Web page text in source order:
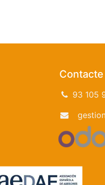
93 105